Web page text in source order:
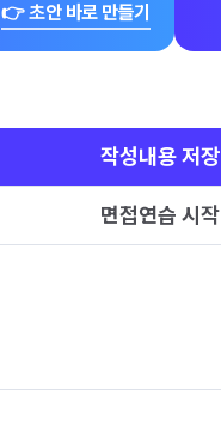
👉 초안 바로 만들기
작성내용 저장
면접연습 시작